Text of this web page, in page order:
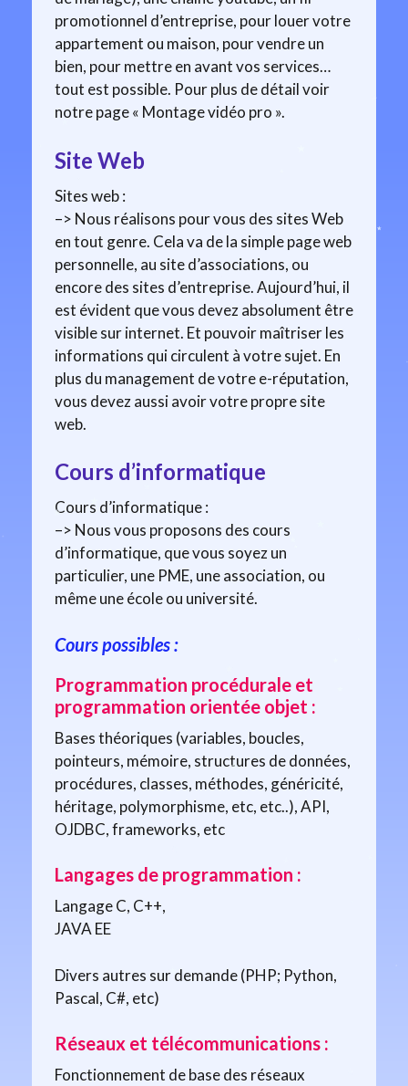
promotionnel d’entreprise, pour louer votre
appartement ou maison, pour vendre un
bien, pour mettre en avant vos services…
tout est possible. Pour plus de détail voir
notre page « Montage vidéo pro ».
Site Web
Sites web :
–> Nous réalisons pour vous des sites Web
en tout genre. Cela va de la simple page web
personnelle, au site d’associations, ou
encore des sites d’entreprise. Aujourd’hui, il
est évident que vous devez absolument être
visible sur internet. Et pouvoir maîtriser les
informations qui circulent à votre sujet. En
plus du management de votre e-réputation,
vous devez aussi avoir votre propre site
web.
Cours d’informatique
Cours d’informatique :
–> Nous vous proposons des cours
d’informatique, que vous soyez un
particulier, une PME, une association, ou
même une école ou université.
Cours possibles :
Programmation procédurale et
programmation orientée objet :
Bases théoriques (variables, boucles,
pointeurs, mémoire, structures de données,
procédures, classes, méthodes, généricité,
héritage, polymorphisme, etc, etc..), API,
OJDBC, frameworks, etc
Langages de programmation :
Langage C, C++,
JAVA EE
Divers autres sur demande (PHP; Python,
Pascal, C#, etc)
Réseaux et télécommunications :
Fonctionnement de base des réseaux